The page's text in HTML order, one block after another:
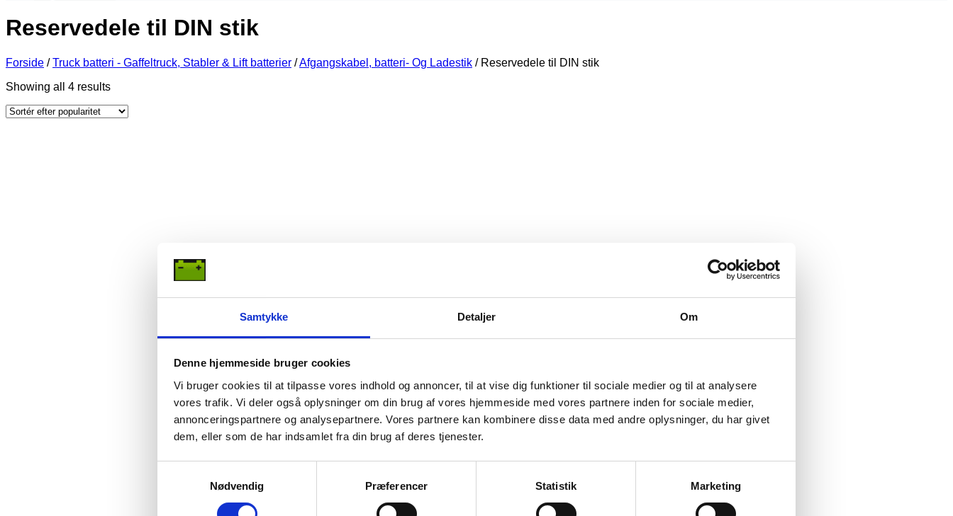
Samtykke Detaljer Om
Denne hjemmeside bruger cookies
Vi bruger cookies til at tilpasse vores indhold og annoncer, til at vise dig funktioner til sociale medier og til at analysere
vores trafik. Vi deler også oplysninger om din brug af vores hjemmeside med vores partnere inden for sociale medier,
annonceringspartnere og analysepartnere. Vores partnere kan kombinere disse data med andre oplysninger, du har givet
dem, eller som de har indsamlet fra din brug af deres tjenester.
Nødvendig
Præferencer Statistik Marketing
Reservedele til DIN stik
Forside / Truck batteri - Gaffeltruck, Stabler & Lift batterier /Afgangskabel, batteri- Og Ladestik /Reservedele til DIN stik
Showing all 4 results